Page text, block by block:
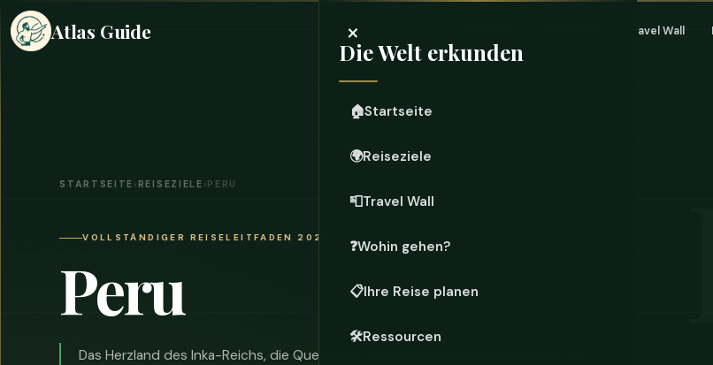
Atlas Guide Travel Wall
×
Die Welt erkunden
🏠Startseite
🌍Reiseziele
📮Travel Wall
❓Wohin gehen?
📋Ihre Reise planen
🛠️Ressourcen
STARTSEITE ›REISEZIELE ›PERU
VOLLSTÄNDIGER REISELEITFADEN 2026
Peru
Das Herzland des Inka-Reichs, die Quellregion des Amazonas und eine Küche, die